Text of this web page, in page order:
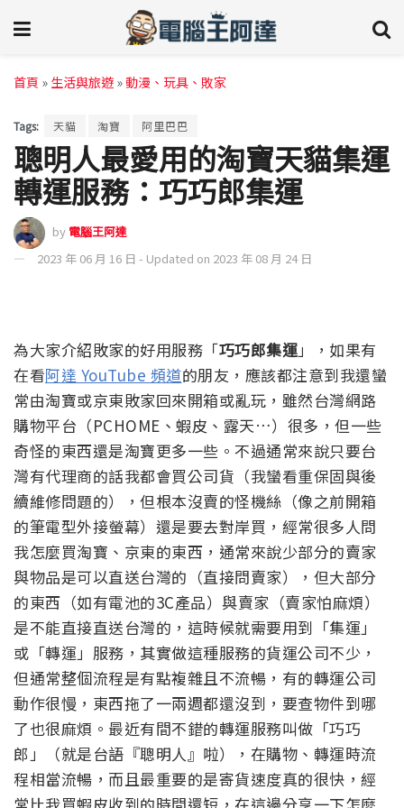
首頁 » 生活與旅遊 » 動漫、玩具、敗家
Tags: 天貓 淘寶 阿里巴巴
聰明人最愛用的淘寶天貓集運
轉運服務：巧巧郎集運
by 電腦王阿達
2023 年 06 月 16 日 - Updated on 2023 年 08 月 24 日
為大家介紹敗家的好用服務「巧巧郎集運」，如果有
在看阿達 YouTube 頻道的朋友，應該都注意到我還蠻
常由淘寶或京東敗家回來開箱或亂玩，雖然台灣網路
購物平台（PCHOME、蝦皮、露天…）很多，但一些
奇怪的東西還是淘寶更多一些。不過通常來說只要台
灣有代理商的話我都會買公司貨（我蠻看重保固與後
續維修問題的），但根本沒賣的怪機絲（像之前開箱
的筆電型外接螢幕）還是要去對岸買，經常很多人問
我怎麼買淘寶、京東的東西，通常來說少部分的賣家
與物品是可以直送台灣的（直接問賣家），但大部分
的東西（如有電池的3C產品）與賣家（賣家怕麻煩）
是不能直接直送台灣的，這時候就需要用到「集運」
或「轉運」服務，其實做這種服務的貨運公司不少，
但通常整個流程是有點複雜且不流暢，有的轉運公司
動作很慢，東西拖了一兩週都還沒到，要查物件到哪
了也很麻煩。最近有間不錯的轉運服務叫做「巧巧
郎」（就是台語『聰明人』啦），在購物、轉運時流
程相當流暢，而且最重要的是寄貨速度真的很快，經